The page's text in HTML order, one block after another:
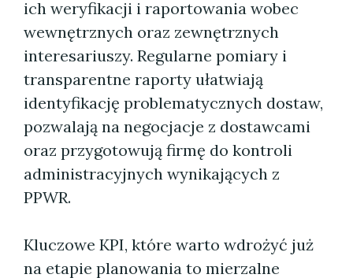
ich weryfikacji i raportowania wobec
wewnętrznych oraz zewnętrznych
interesariuszy. Regularne pomiary i
transparentne raporty ułatwiają
identyfikację problematycznych dostaw,
pozwalają na negocjacje z dostawcami
oraz przygotowują firmę do kontroli
administracyjnych wynikających z
PPWR.
Kluczowe KPI, które warto wdrożyć już
na etapie planowania to mierzalne